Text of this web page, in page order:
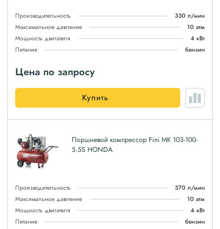
Производительность
330 л/мин
Максимальное давление
10 атм
Мощность двигателя
4 кВт
Питание
бензин
Цена по запросу
Купить
Поршневой компрессор Fini MK 103-100-
5.5S HONDA
Производительность
370 л/мин
Максимальное давление
10 атм
Мощность двигателя
4 кВт
Питание
бензин